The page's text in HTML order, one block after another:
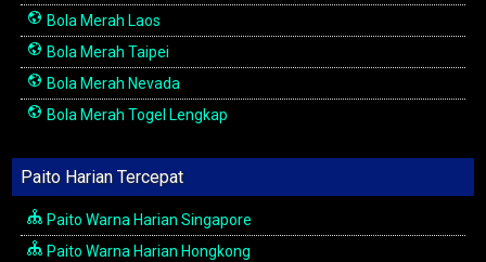
Bola Merah Laos
Bola Merah Taipei
Bola Merah Nevada
Bola Merah Togel Lengkap
Paito Harian Tercepat
Paito Warna Harian Singapore
Paito Warna Harian Hongkong